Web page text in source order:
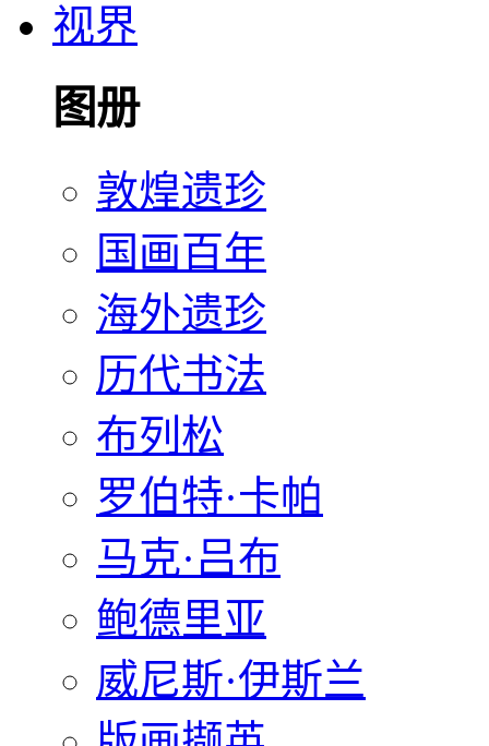
视界
图册
敦煌遗珍
国画百年
海外遗珍
历代书法
布列松
罗伯特·卡帕
马克·吕布
鲍德里亚
威尼斯·伊斯兰